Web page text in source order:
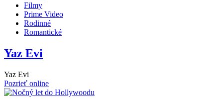
Filmy
Prime Video
Rodinné
Romantické
Yaz Evi
Yaz Evi
Pozrieť online